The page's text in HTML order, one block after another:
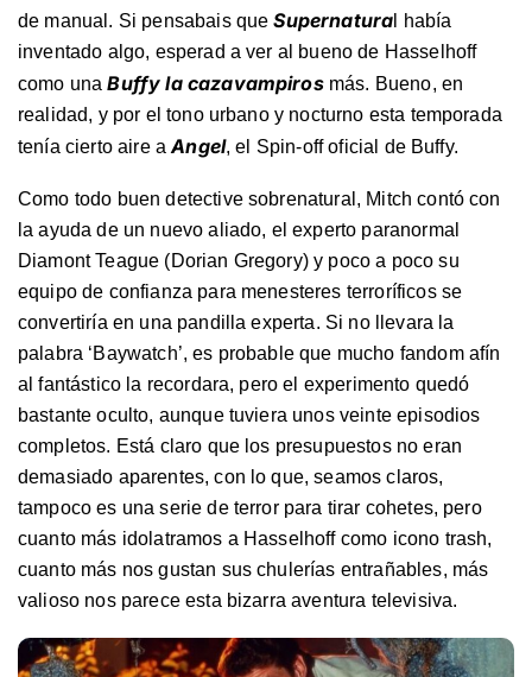
de manual. Si pensabais queSupernatura l había
inventado algo, esperad a ver al bueno de Hasselhoff
como unaBuffy la cazavampirosmás. Bueno, en
realidad, y por el tono urbano y nocturno esta temporada
tenía cierto aire aAngel, el Spin-off oficial de Buffy.
Como todo buen detective sobrenatural, Mitch contó con
la ayuda de un nuevo aliado, el experto paranormal
Diamont Teague (Dorian Gregory) y poco a poco su
equipo de confianza para menesteres terroríficos se
convertiría en una pandilla experta. Si no llevara la
palabra ‘Baywatch’, es probable que mucho fandom afín
al fantástico la recordara, pero el experimento quedó
bastante oculto, aunque tuviera unos veinte episodios
completos. Está claro que los presupuestos no eran
demasiado aparentes, con lo que, seamos claros,
tampoco es una serie de terror para tirar cohetes, pero
cuanto más idolatramos a Hasselhoff como icono trash,
cuanto más nos gustan sus chulerías entrañables, más
valioso nos parece esta bizarra aventura televisiva.